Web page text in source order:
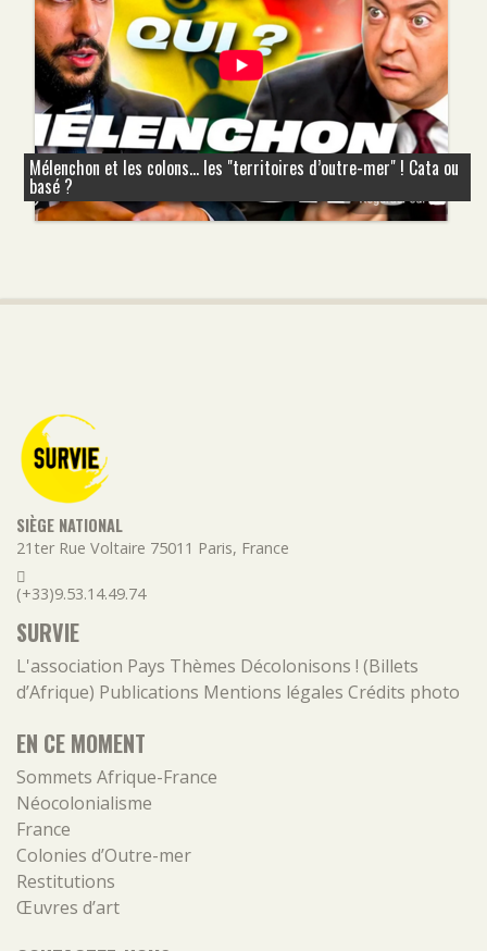
Mélenchon et les colons... les "territoires d’outre-mer" ! Cata ou
basé ?
SIÈGE NATIONAL
21ter Rue Voltaire 75011 Paris, France
(+33)9.53.14.49.74
SURVIE
L'association Pays Thèmes Décolonisons ! (Billets
d’Afrique) Publications Mentions légales Crédits photo
EN CE MOMENT
Sommets Afrique-France
Néocolonialisme
France
Colonies d’Outre-mer
Restitutions
Œuvres d’art